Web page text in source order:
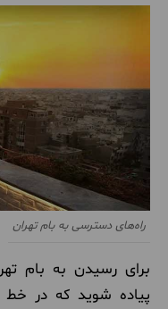
راه‌های دسترسی به بام تهران
برای رسیدن به بام
پیاده شوید که در خط